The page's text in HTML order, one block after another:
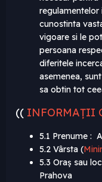
regulamentelor
cunostinta
vigoare si le
persoana
diferitele
asemenea,
sa obtin tot
(( INFORMAȚII
5.1 Prenume :
5.2 Vârsta (
5.3 Oraș sau
Prahova